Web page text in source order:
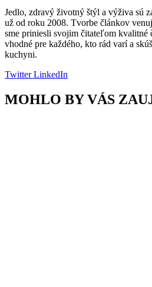
Jedlo, zdravý životný štýl a výživa sú
už od roku 2008. Tvorbe článkov
sme priniesli svojim čitateľom kvalitné
vhodné pre každého, kto rád varí a
kuchyni.
TwitterLinkedIn
MOHLO BY VÁS